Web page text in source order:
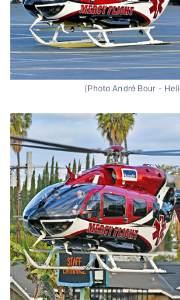
(Photo André Bour -